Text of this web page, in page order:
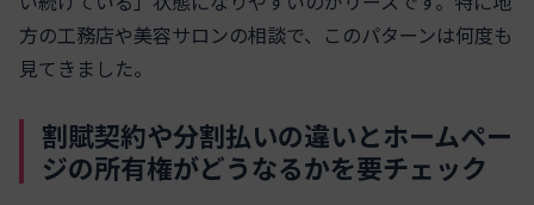
方の工務店や美容サロンの相談で、このパターンは何度も
見てきました。
割賦契約や分割払いの違いとホームペー
ジの所有権がどうなるかを要チェック